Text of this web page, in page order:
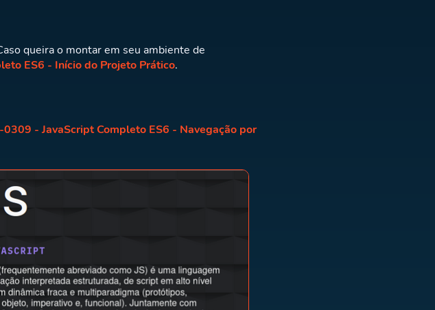
queira o montar em seu ambiente de
ES6 - Início do Projeto Prático.
0309 - JavaScript Completo ES6 - Navegação por